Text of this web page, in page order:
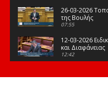
26-03-2026
της Βουλής
07:55
12-03-2026
και Διαφάνειας
12:42
της Βουλής